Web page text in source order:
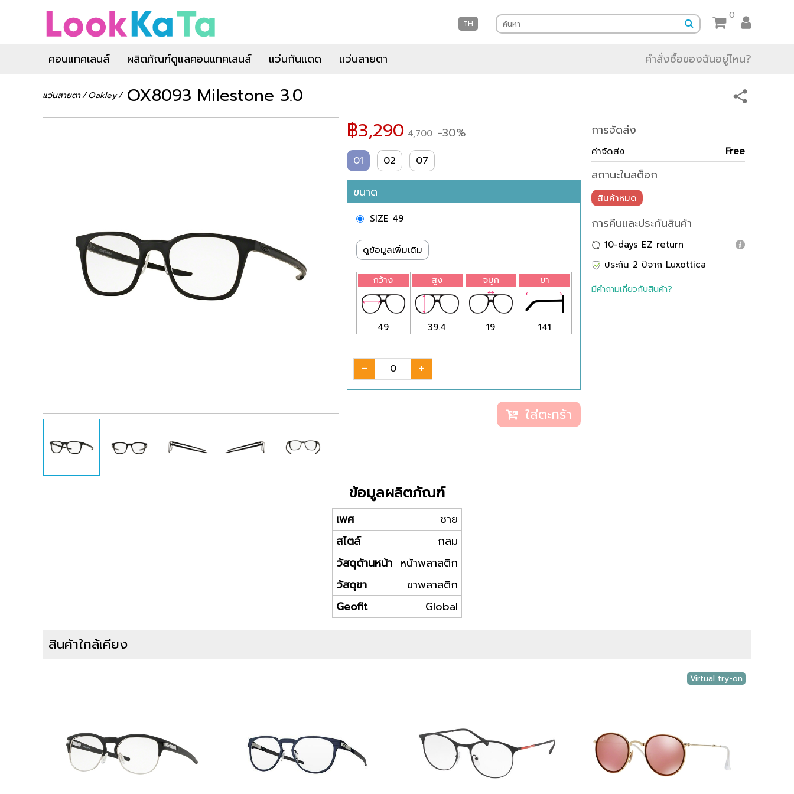
TH
0
คอนแทคเลนส์ ผลิตภัณฑ์ดูแลคอนแทคเลนส์ แว่นกันแดด แว่นสายตา คำสั่งซื้อของฉันอยู่ไหน?
แว่นสายตา/Oakley/ OX8093 Milestone 3.0
฿3,290 4,700 -30%
01 02 07
ขนาด
SIZE 49
ดูข้อมูลเพิ่มเติม
กว้าง
49
สูง
39.4
จมูก
19
ขา
141
- +
ใส่ตะกร้า
การจัดส่ง
ค่าจัดส่ง Free
สถานะในสต็อก
สินค้าหมด
การคืนและประกันสินค้า
10-days EZ return
ประกัน 2 ปีจาก Luxottica
มีคำถามเกี่ยวกับสินค้า?
ข้อมูลผลิตภัณฑ์
เพศ
ชาย
สไตล์
กลม
วัสดุด้านหน้า หน้าพลาสติก
วัสดุขา
ขาพลาสติก
Geofit
Global
สินค้าใกล้เคียง
Virtual try-on